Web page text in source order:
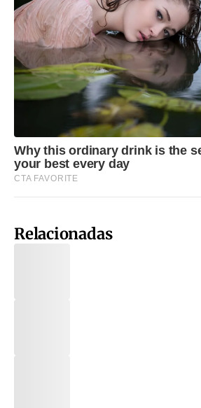
Relacionadas